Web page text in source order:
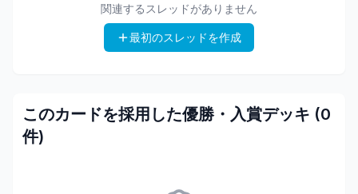
関連するスレッドがありません
最初のスレッドを作成
このカードを採用した優勝・入賞デッキ (0
件)